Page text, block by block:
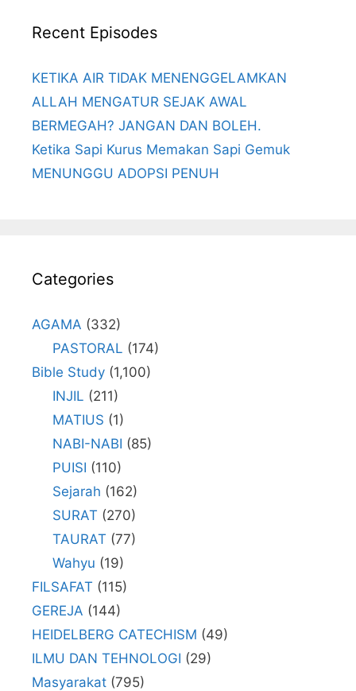
Recent Episodes
KETIKA AIR TIDAK MENENGGELAMKAN
ALLAH MENGATUR SEJAK AWAL
BERMEGAH? JANGAN DAN BOLEH.
Ketika Sapi Kurus Memakan Sapi Gemuk
MENUNGGU ADOPSI PENUH
Categories
AGAMA (332)
PASTORAL (174)
Bible Study (1,100)
INJIL (211)
MATIUS (1)
NABI-NABI (85)
PUISI (110)
Sejarah (162)
SURAT (270)
TAURAT (77)
Wahyu (19)
FILSAFAT (115)
GEREJA (144)
HEIDELBERG CATECHISM (49)
ILMU DAN TEHNOLOGI (29)
Masyarakat (795)